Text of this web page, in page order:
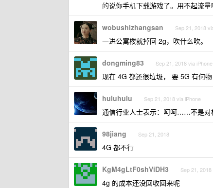
的说你手机下载游戏了。用不起流量
wobushizhangsan Sep 21, 2018
一进公寓楼就掉回 2g，吹什么吹。
dongming83 Sep 21, 2018 via iPhone
现在 4G 都还很垃圾， 要 5G 有何物
huluhulu Sep 21, 2018 via iPhone
通信行业人士表示：呵呵……不是对
98jiang Sep 21, 2018
4G 都不行
KgM4gLtF0shViDH3 Sep 21, 2018
4g 的成本还没回收回来呢